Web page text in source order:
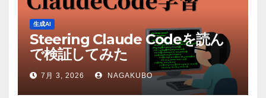
生成AI
Steering Claude Codeを読ん
で検証してみた
7月 3, 2026 NAGAKUBO